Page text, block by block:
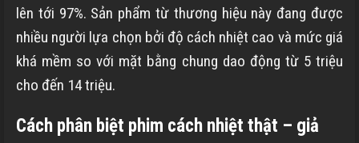
lên tới 97%. Sản phẩm từ thương hiệu này đang được
nhiều người lựa chọn bởi độ cách nhiệt cao và mức giá
khá mềm so với mặt bằng chung dao động từ 5 triệu
cho đến 14 triệu.
Cách phân biệt phim cách nhiệt thật – giả